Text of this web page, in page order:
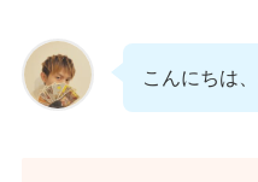
こんにちは